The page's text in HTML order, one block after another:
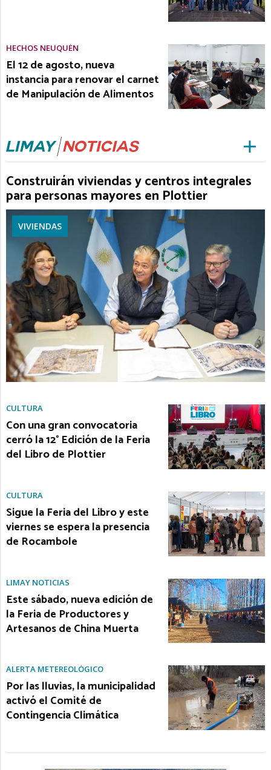
HECHOS NEUQUÉN
El 12 de agosto, nueva
instancia para renovar el carnet
de Manipulación de Alimentos
Construirán viviendas y centros integrales
para personas mayores en Plottier
VIVIENDAS
CULTURA
Con una gran convocatoria
cerró la 12° Edición de la Feria
del Libro de Plottier
CULTURA
Sigue la Feria del Libro y este
viernes se espera la presencia
de Rocambole
LIMAY NOTICIAS
Este sábado, nueva edición de
la Feria de Productores y
Artesanos de China Muerta
ALERTA METEREOLÓGICO
Por las lluvias, la municipalidad
activó el Comité de
Contingencia Climática